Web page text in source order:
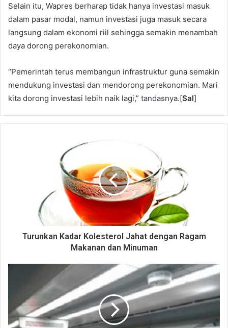
Selain itu, Wapres berharap tidak hanya investasi masuk
dalam pasar modal, namun investasi juga masuk secara
langsung dalam ekonomi riil sehingga semakin menambah
daya dorong perekonomian.
“Pemerintah terus membangun infrastruktur guna semakin
mendukung investasi dan mendorong perekonomian. Mari
kita dorong investasi lebih naik lagi,” tandasnya.[Sal]
Turunkan Kadar Kolesterol Jahat dengan Ragam
Makanan dan Minuman